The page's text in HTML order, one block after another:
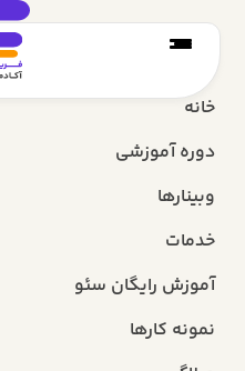
خانه
دوره آموزشی
وبینارها
خدمات
آموزش رایگان سئو
نمونه کارها